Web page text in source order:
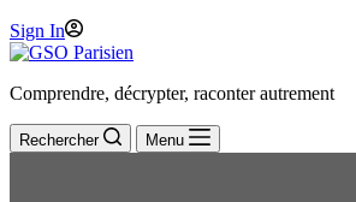
Sign In
Comprendre, décrypter, raconter autrement
Rechercher Menu